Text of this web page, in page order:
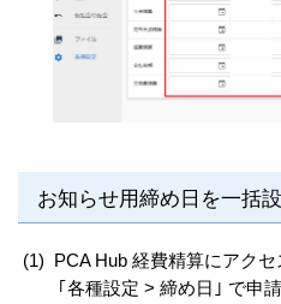
お知らせ用締め日を一括
(1)
PCA Hub 経費精算にアクセ
｢各種設定 > 締め日｣ で申